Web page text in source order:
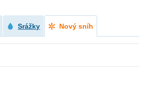
Srážky Nový sníh